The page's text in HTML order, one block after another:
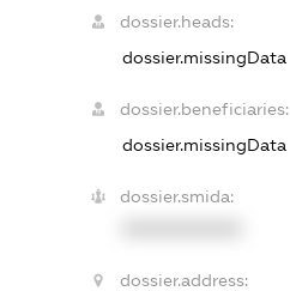
dossier.heads:
dossier.missingData
dossier.beneficiaries:
dossier.missingData
dossier.smida:
dossier.address: